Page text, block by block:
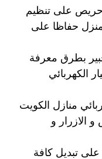
حريص على تنظيم
حفاظا على
24 ساعة خبير بطرق معرفة
الكهربائي
منازل الكويت
الازرار و
تبديل كافة